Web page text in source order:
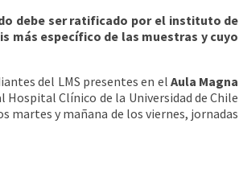
debe ser ratificado por el instituto de
más específico de las muestras y cuyo
del LMS presentes en elAula Magna
Hospital Clínico de la Universidad de Chile
martes y mañana de los viernes, jornadas